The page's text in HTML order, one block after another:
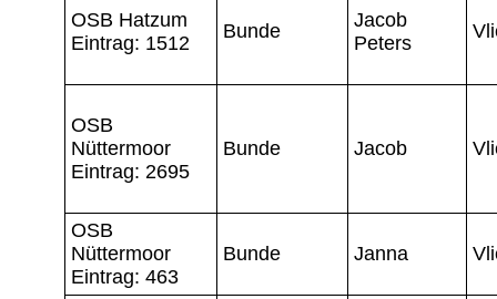
OSB Hatzum
Eintrag: 1512
Bunde
Jacob
Peters
OSB
Nüttermoor
Eintrag: 2695
Bunde Jacob
OSB
Nüttermoor
Eintrag: 463
Bunde Janna